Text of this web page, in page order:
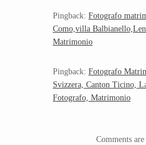
Pingback: Fotografo
Como,villa
Matrimonio
Pingback: Fotografo
Svizzera, Canton Ticino,
Fotografo, Matrimonio
Comments are